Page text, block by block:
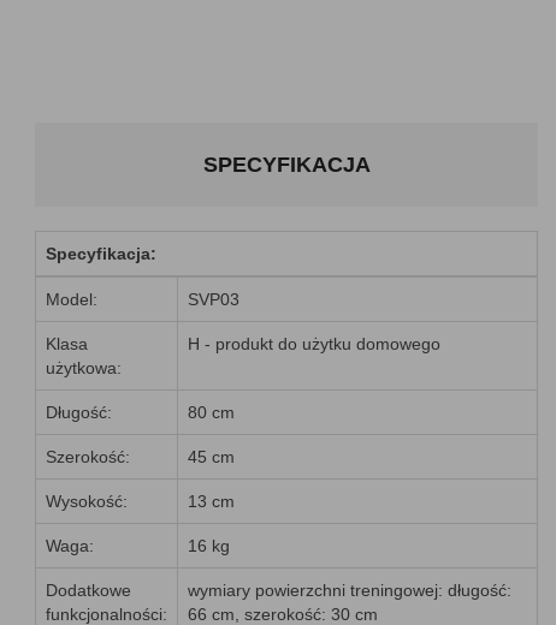
SPECYFIKACJA
Specyfikacja:
Model: SVP03
Klasa
użytkowa:
H - produkt do użytku domowego
Długość: 80 cm
Szerokość: 45 cm
Wysokość: 13 cm
Waga: 16 kg
Dodatkowe
funkcjonalności:
wymiary powierzchni treningowej: długość:
66 cm, szerokość: 30 cm